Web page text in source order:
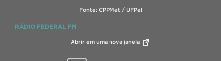
Fonte: CPPMet / UFPel
RÁDIO FEDERAL FM
Abrir em uma nova janela